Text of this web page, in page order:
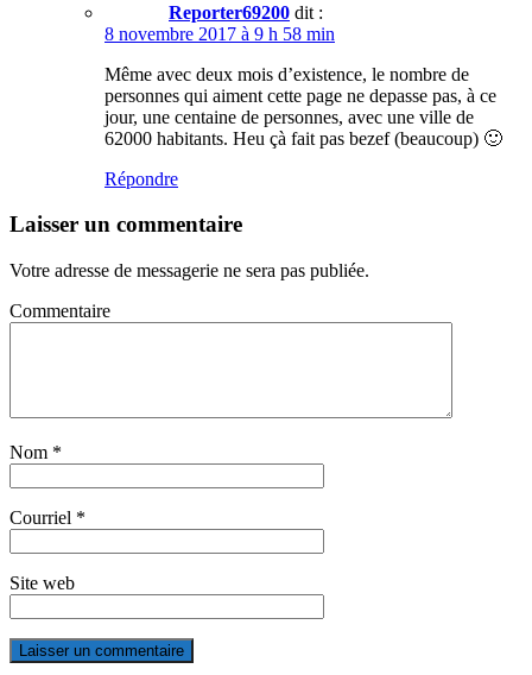
Reporter69200 dit :
8 novembre 2017 à 9 h 58 min
Même avec deux mois d’existence, le nombre de
personnes qui aiment cette page ne depasse pas, à ce
jour, une centaine de personnes, avec une ville de
62000 habitants. Heu çà fait pas bezef (beaucoup) 🙂
Répondre
Laisser un commentaire
Votre adresse de messagerie ne sera pas publiée.
Commentaire
Nom *
Courriel *
Site web